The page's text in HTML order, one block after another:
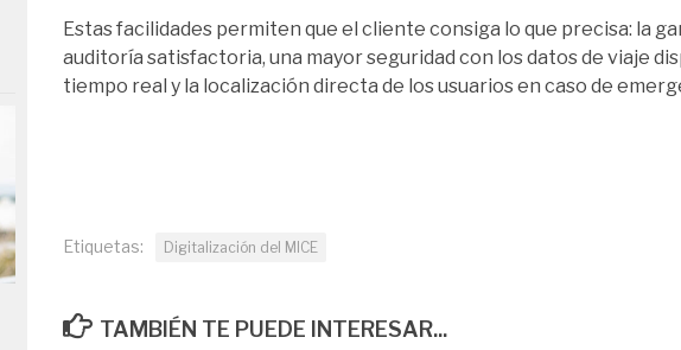
Estas facilidades permiten que el cliente consiga lo que precisa: la
auditoría satisfactoria, una mayor seguridad con los datos de viaje
tiempo real y la localización directa de los usuarios en caso de
Etiquetas: Digitalización del MICE
TAMBIÉN TE PUEDE INTERESAR...